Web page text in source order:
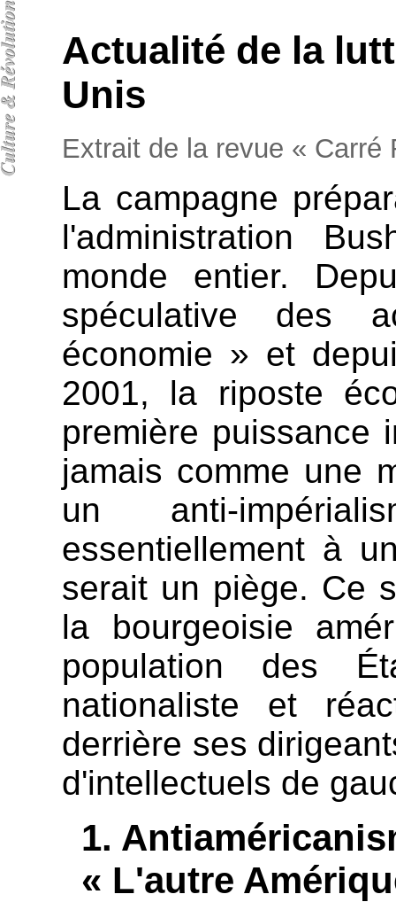
Actualité de la
Unis
Extrait de la revue « Carré
La campagne
l'administration
monde entier.
spéculative des
économie » et
2001, la riposte
première puissance
jamais comme une
un anti-
essentiellement à
serait un piège. Ce
la bourgeoisie
population des
nationaliste et
derrière ses
d'intellectuels de
« L'autre